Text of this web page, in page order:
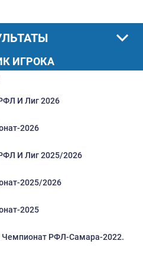
ИГРОКА
И Лиг 2026
2026
И Лиг 2025/2026
2025/2026
2025
Чемпионат РФЛ-Самара-2022.